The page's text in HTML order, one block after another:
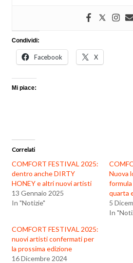
Condividi:
Facebook X
Mi piace:
Correlati
COMFORT FESTIVAL 2025:
dentro anche DIRTY
HONEY e altri nuovi artisti
13 Gennaio 2025
In "Notizie"
Nuova
formula
quarta
5
In
COMFORT FESTIVAL 2025:
nuovi artisti confermati per
la prossima edizione
16 Dicembre 2024